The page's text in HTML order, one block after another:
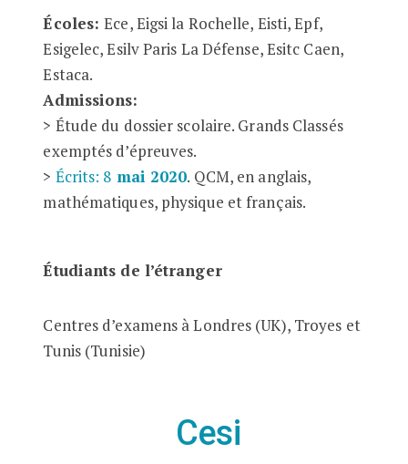
Écoles:Ece, Eigsi la Rochelle, Eisti, Epf,
Esigelec, Esilv Paris La Défense, Esitc Caen,
Estaca.
Admissions:
> Étude du dossier scolaire. Grands Classés
exemptés d’épreuves.
> Écrits: 8 mai 2020. QCM, en anglais,
mathématiques, physique et français.
Étudiants de l’étranger
Centres d’examens à Londres (UK), Troyes et
Tunis (Tunisie)
Cesi